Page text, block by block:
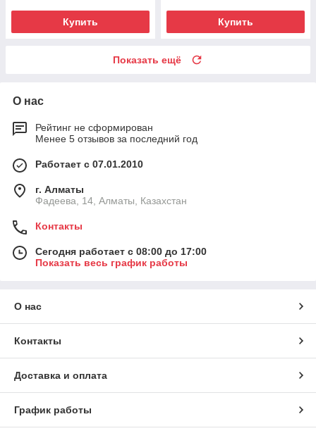
Купить Купить
Показать ещё
О нас
Рейтинг не сформирован
Менее 5 отзывов за последний год
Работает с 07.01.2010
г. Алматы
Фадеева, 14, Алматы, Казахстан
Контакты
Сегодня работает с 08:00 до 17:00
Показать весь график работы
О нас
Контакты
Доставка и оплата
График работы